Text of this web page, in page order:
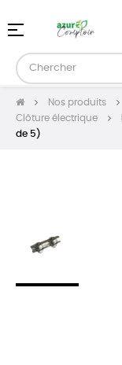
Basculer
navigation
☰
Nos produits
Clôture électrique
de 5)